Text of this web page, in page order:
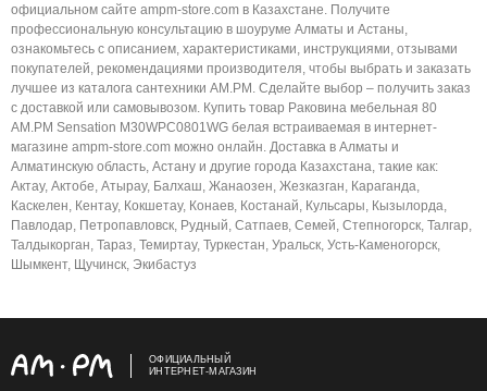
официальном сайте ampm-store.com в Казахстане. Получите
профессиональную консультацию в шоуруме Алматы и Астаны,
ознакомьтесь с описанием, характеристиками, инструкциями, отзывами
покупателей, рекомендациями производителя, чтобы выбрать и заказать
лучшее из каталога сантехники AM.PM. Сделайте выбор – получить заказ
с доставкой или самовывозом. Купить товар Раковина мебельная 80
AM.PM Sensation M30WPC0801WG белая встраиваемая в интернет-
магазине ampm-store.com можно онлайн. Доставка в Алматы и
Алматинскую область, Астану и другие города Казахстана, такие как:
Актау, Актобе, Атырау, Балхаш, Жанаозен, Жезказган, Караганда,
Каскелен, Кентау, Кокшетау, Конаев, Костанай, Кульсары, Кызылорда,
Павлодар, Петропавловск, Рудный, Сатпаев, Семей, Степногорск, Талгар,
Талдыкорган, Тараз, Темиртау, Туркестан, Уральск, Усть-Каменогорск,
Шымкент, Щучинск, Экибастуз
ОФИЦИАЛЬНЫЙ
ИНТЕРНЕТ-МАГАЗИН